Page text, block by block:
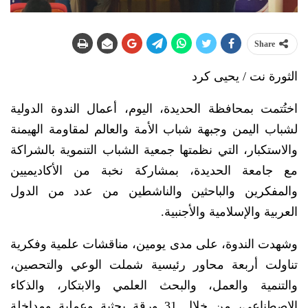
Share
الثورة نت / يحيى كرد
اختُتمت بمحافظة الحديدة، اليوم، أعمال الندوة الدولية
لشباب اليمن وجبهة شباب الأمة والعالم لمقاومة الهيمنة
والاستكبار، التي نظمتها جمعية الشباب التنموية بالشراكة
مع جامعة الحديدة، بمشاركة نخبة من الأكاديميين
والمفكرين والباحثين والناشطين من عدد من الدول
العربية والإسلامية والأجنبية.
وشهدت الندوة، على مدى يومين، مناقشات علمية وفكرية
تناولت أربعة محاور رئيسية شملت الوعي والتحصين،
والتنمية والعمل، والبحث العلمي والابتكار، والذكاء